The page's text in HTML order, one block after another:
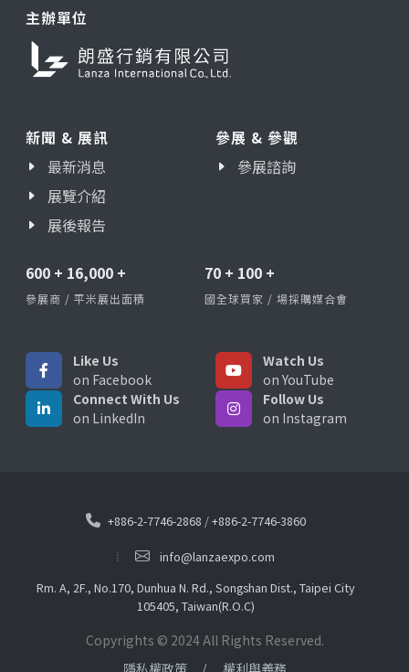
主辦單位
新聞 & 展訊
最新消息
展覽介紹
展後報告
參展 & 參觀
參展諮詢
600 + 16,000 +
參展商 / 平米展出面積
70 + 100 +
國全球買家 / 場採購媒合會
Like Us
on Facebook
Watch Us
on YouTube
Connect With Us
on LinkedIn
Follow Us
on Instagram
+886-2-7746-2868 /+886-2-7746-3860
info@lanzaexpo.com
Rm. A, 2F., No.170, Dunhua N. Rd., Songshan Dist., Taipei City
105405, Taiwan(R.O.C)
Copyrights © 2024 All Rights Reserved.